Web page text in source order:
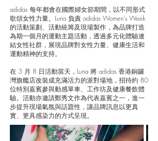
adidas 每年都會在國際婦女節期間，以不同形式
歌頌女性力量。Luna 負責 adidas Women's Week
的活動策劃、活動統籌及現場製作，為品牌打造
為期一個月的運動主題活動，透過多元化體驗連
結女性社群，展現品牌對女性力量、健康生活和
運動精神的支持。
在 3 月 8 日活動當天，Luna 將 adidas 香港銅鑼
灣旗艦店改裝成充滿活力的派對場地，招待約 80
位特別嘉賓參與動感單車、工作坊及健康餐飲體
驗。活動亦邀請鄭秀文作為代表嘉賓之一，進一
步提升現場氣氛與話題性，讓品牌訊息以更真
實、更具感染力的方式呈現。